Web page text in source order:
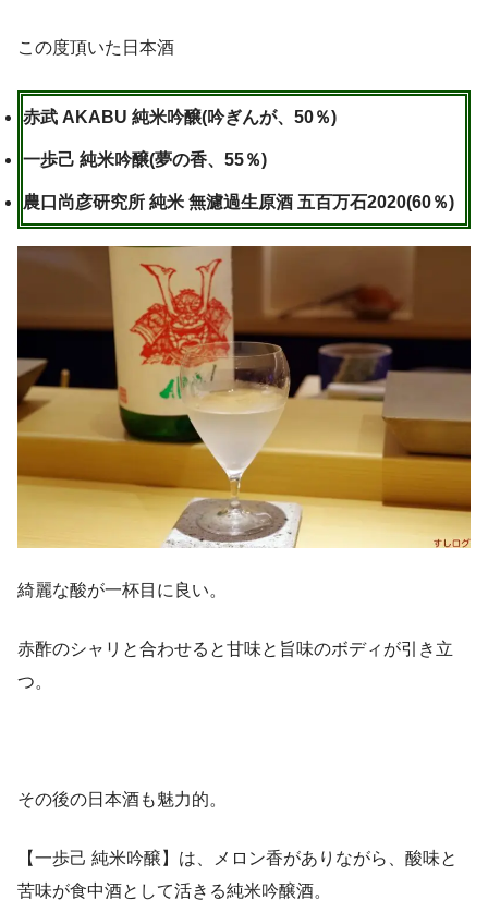
この度頂いた日本酒
赤武 AKABU 純米吟醸(吟ぎんが、50％)
一歩己 純米吟醸(夢の香、55％)
農口尚彦研究所 純米 無濾過生原酒 五百万石2020(60％)
綺麗な酸が一杯目に良い。
赤酢のシャリと合わせると甘味と旨味のボディが引き立
つ。
その後の日本酒も魅力的。
【一歩己 純米吟醸】は、メロン香がありながら、酸味と
苦味が食中酒として活きる純米吟醸酒。